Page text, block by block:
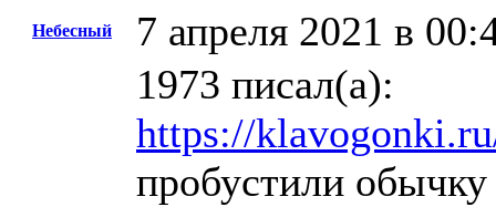
Небесный 7 апреля 2021 в
1973 писал(а):
https://
пробустили